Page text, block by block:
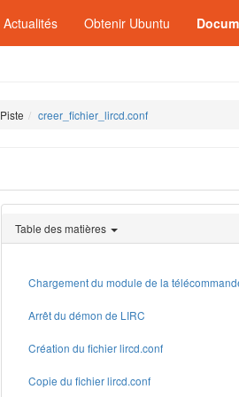
Actualités Obtenir Ubuntu
Piste creer_fichier_lircd.conf
Table des matières
Chargement du module de la
Arrêt du démon de LIRC
Création du fichier lircd.conf
Copie du fichier lircd.conf